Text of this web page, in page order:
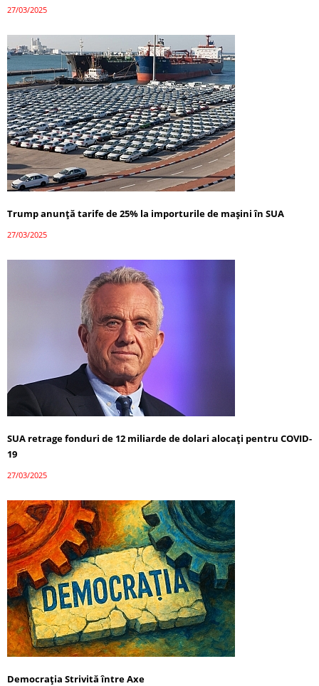
27/03/2025
Trump anunță tarife de 25% la importurile de mașini în SUA
27/03/2025
SUA retrage fonduri de 12 miliarde de dolari alocați pentru COVID-
19
27/03/2025
Democrația Strivită între Axe